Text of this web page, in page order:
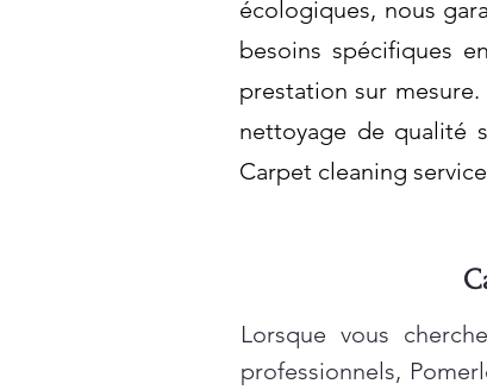
écologiques, nous
besoins spécifiques
prestation sur
nettoyage de qualité
Carpet cleaning
Lorsque vous
professionnels,